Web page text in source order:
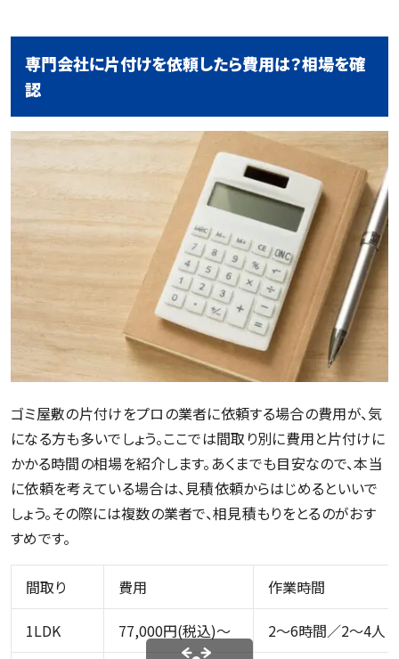
専門会社に片付けを依頼したら費用は？相場を確
認
ゴミ屋敷の片付けをプロの業者に依頼する場合の費用が、気
になる方も多いでしょう。ここでは間取り別に費用と片付けに
かかる時間の相場を紹介します。あくまでも目安なので、本当
に依頼を考えている場合は、見積依頼からはじめるといいで
しょう。その際には複数の業者で、相見積もりをとるのがおす
すめです。
間取り 費用 作業時間
1LDK 77,000円(税込)～ 2～6時間／2～4人